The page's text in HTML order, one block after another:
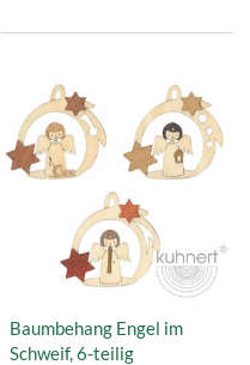
Baumbehang Engel im
Schweif, 6-teilig